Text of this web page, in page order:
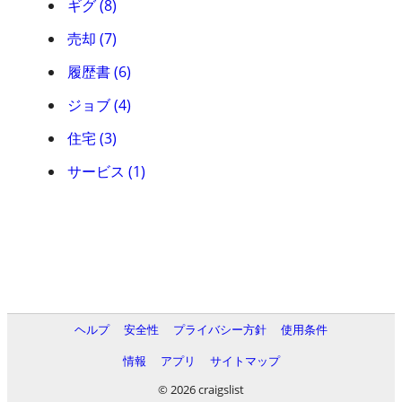
ギグ (8)
売却 (7)
履歴書 (6)
ジョブ (4)
住宅 (3)
サービス (1)
ヘルプ 安全性 プライバシー方針
使用条件
情報
アプリ
サイトマップ
© 2026 craigslist